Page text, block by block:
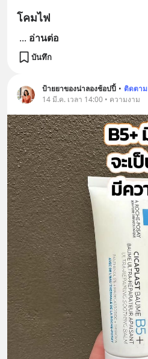
โคมไฟ
... อ่านต่อ
บันทึก
ป้ายยาของน่าลองช้อปปี้ • ติดตาม
14 มี.ค. เวลา 14:00 • ความงาม